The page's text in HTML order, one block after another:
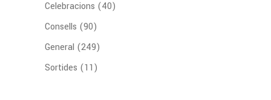
Celebracions (40)
Consells (90)
General (249)
Sortides (11)